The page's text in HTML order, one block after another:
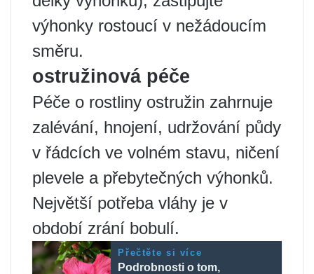
výhonky rostoucí v nežádoucím
směru.
ostružinová péče
Péče o rostliny ostružin zahrnuje
zalévání, hnojení, udržování půdy
v řádcích ve volném stavu, ničení
plevele a přebytečných výhonků.
Největší potřeba vláhy je v
období zrání bobulí.
Přečtěte si více
Podrobnosti o tom,